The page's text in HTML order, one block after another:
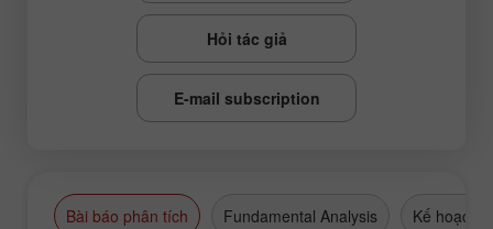
Hỏi tác giả
E-mail subscription
Bài báo phân tích Fundamental Analysis Kế hoạch